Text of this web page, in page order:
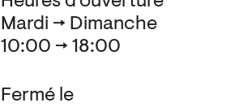
Mardi → Dimanche
10:00 → 18:00
Fermé le